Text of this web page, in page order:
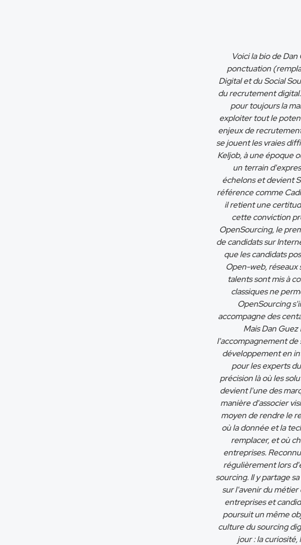
Voici la bio de
ponctuation
Digital et du Social
du recrutement
pour toujours la
exploiter tout le
enjeux de
se jouent les vraies
Keljob, à une époque
un terrain
échelons et devient
référence comme
il retient une
cette conviction
OpenSourcing, le
de candidats sur
que les candidats
Open-web, réseaux
talents sont mis à
classiques ne
OpenSourcing
accompagne des
Mais Dan
l'accompagnement de
développement en
pour les experts
précision là où les
devient l'une des
manière d'associer
moyen de rendre le
où la donnée et la
remplacer, et où
entreprises.
régulièrement lors
sourcing. Il y partage
sur l'avenir du métier
entreprises et
poursuit un même
culture du sourcing
jour : la